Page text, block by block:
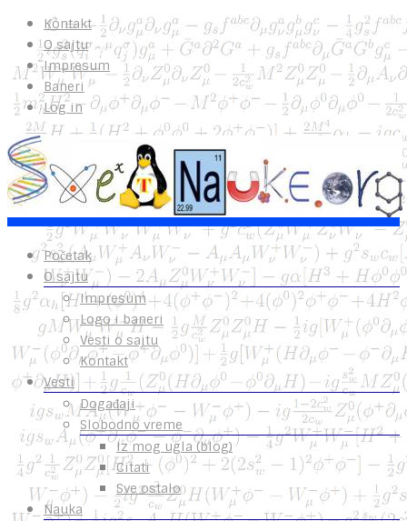
Kontakt
O sajtu
Impresum
Baneri
Log in
Početak
O sajtu
Impresum
Logo i baneri
Vesti o sajtu
Kontakt
Vesti
Događaji
Slobodno vreme
Iz mog ugla (blog)
Citati
Sve ostalo
Nauka